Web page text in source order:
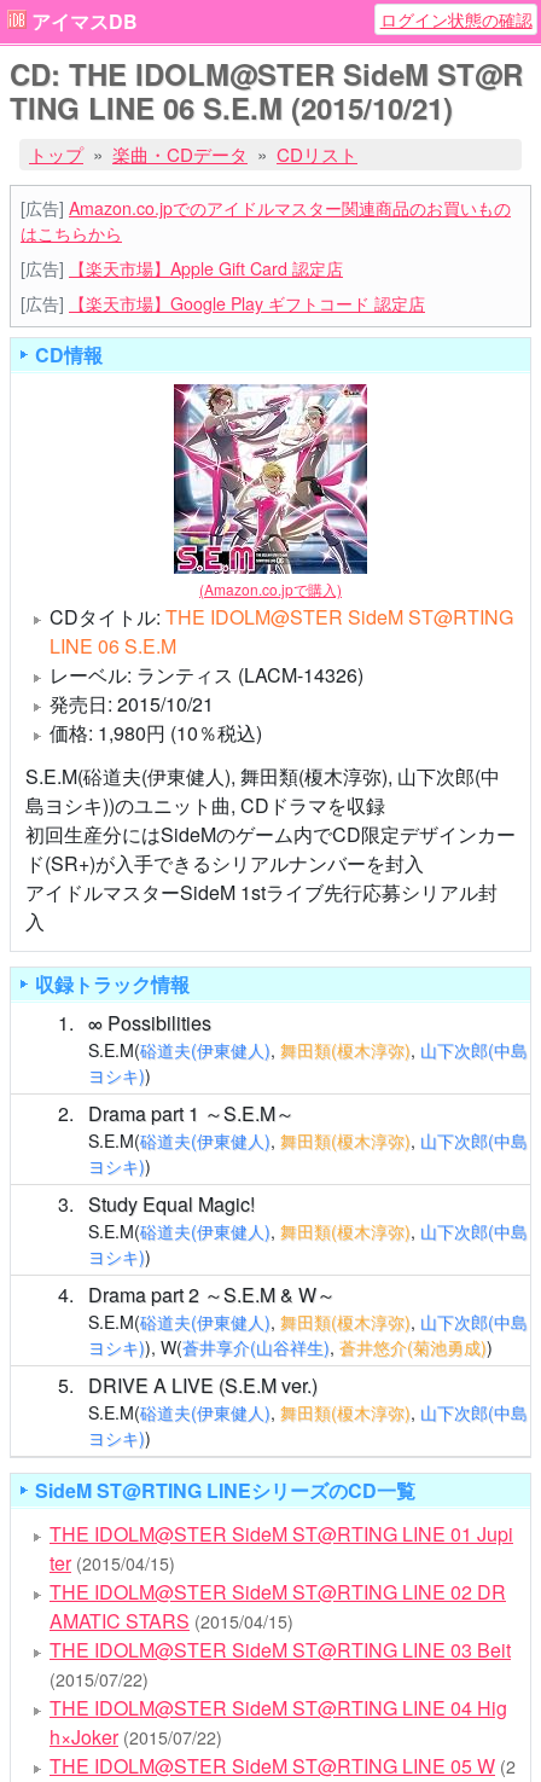
アイマスDB ログイン状態の確認
CD: THE IDOLM@STER SideM ST@R
TING LINE 06 S.E.M (2015/10/21)
トップ 楽曲・CDデータ CDリスト
[広告] Amazon.co.jpでのアイドルマスター関連商品のお買いもの
はこちらから
[広告]
【楽天市場】Apple Gift Card 認定店
[広告]
【楽天市場】Google Play ギフトコード 認定店
CD情報
(Amazon.co.jpで購入)
CDタイトル: THE IDOLM@STER SideM ST@RTING
LINE 06 S.E.M
レーベル: ランティス (LACM-14326)
発売日: 2015/10/21
価格: 1,980円 (10％税込)
S.E.M(硲道夫(伊東健人), 舞田類(榎木淳弥), 山下次郎(中
島ヨシキ))のユニット曲, CDドラマを収録
初回生産分にはSideMのゲーム内でCD限定デザインカー
ド(SR+)が入手できるシリアルナンバーを封入
アイドルマスターSideM 1stライブ先行応募シリアル封
入
収録トラック情報
1
∞ Possibilities
S.E.M(硲道夫(伊東健人), 舞田類(榎木淳弥), 山下次郎(中島
ヨシキ))
2 Drama part 1 ～S.E.M～
S.E.M(硲道夫(伊東健人), 舞田類(榎木淳弥), 山下次郎(中島
ヨシキ))
3 Study Equal Magic!
S.E.M(硲道夫(伊東健人), 舞田類(榎木淳弥), 山下次郎(中島
ヨシキ))
4 Drama part 2 ～S.E.M & W～
S.E.M(硲道夫(伊東健人), 舞田類(榎木淳弥), 山下次郎(中島
ヨシキ)), W(蒼井享介(山谷祥生), 蒼井悠介(菊池勇成))
5 DRIVE A LIVE (S.E.M ver.)
S.E.M(硲道夫(伊東健人), 舞田類(榎木淳弥), 山下次郎(中島
ヨシキ))
SideM ST@RTING LINEシリーズのCD一覧
THE IDOLM@STER SideM ST@RTING LINE 01 Jupi
ter (2015/04/15)
THE IDOLM@STER SideM ST@RTING LINE 02 DR
AMATIC STARS (2015/04/15)
THE IDOLM@STER SideM ST@RTING LINE 03 Beit
(2015/07/22)
THE IDOLM@STER SideM ST@RTING LINE 04 Hig
h×Joker (2015/07/22)
THE IDOLM@STER SideM ST@RTING LINE 05 W (2